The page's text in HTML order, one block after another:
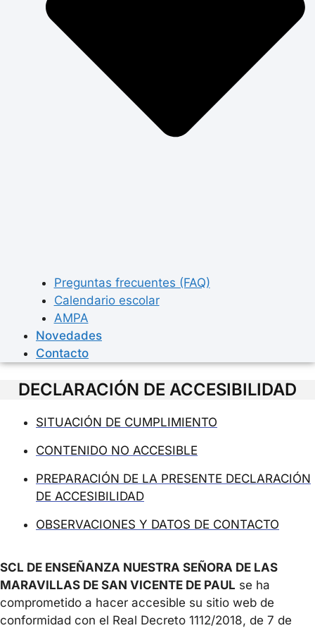
Preguntas frecuentes (FAQ)
Calendario escolar
AMPA
Novedades
Contacto
DECLARACIÓN DE ACCESIBILIDAD
SITUACIÓN DE CUMPLIMIENTO
CONTENIDO NO ACCESIBLE
PREPARACIÓN DE LA PRESENTE DECLARACIÓN
DE ACCESIBILIDAD
OBSERVACIONES Y DATOS DE CONTACTO
SCL DE ENSEÑANZA NUESTRA SEÑORA DE LAS
MARAVILLAS DE SAN VICENTE DE PAUL se ha
comprometido a hacer accesible su sitio web de
conformidad con el Real Decreto 1112/2018, de 7 de